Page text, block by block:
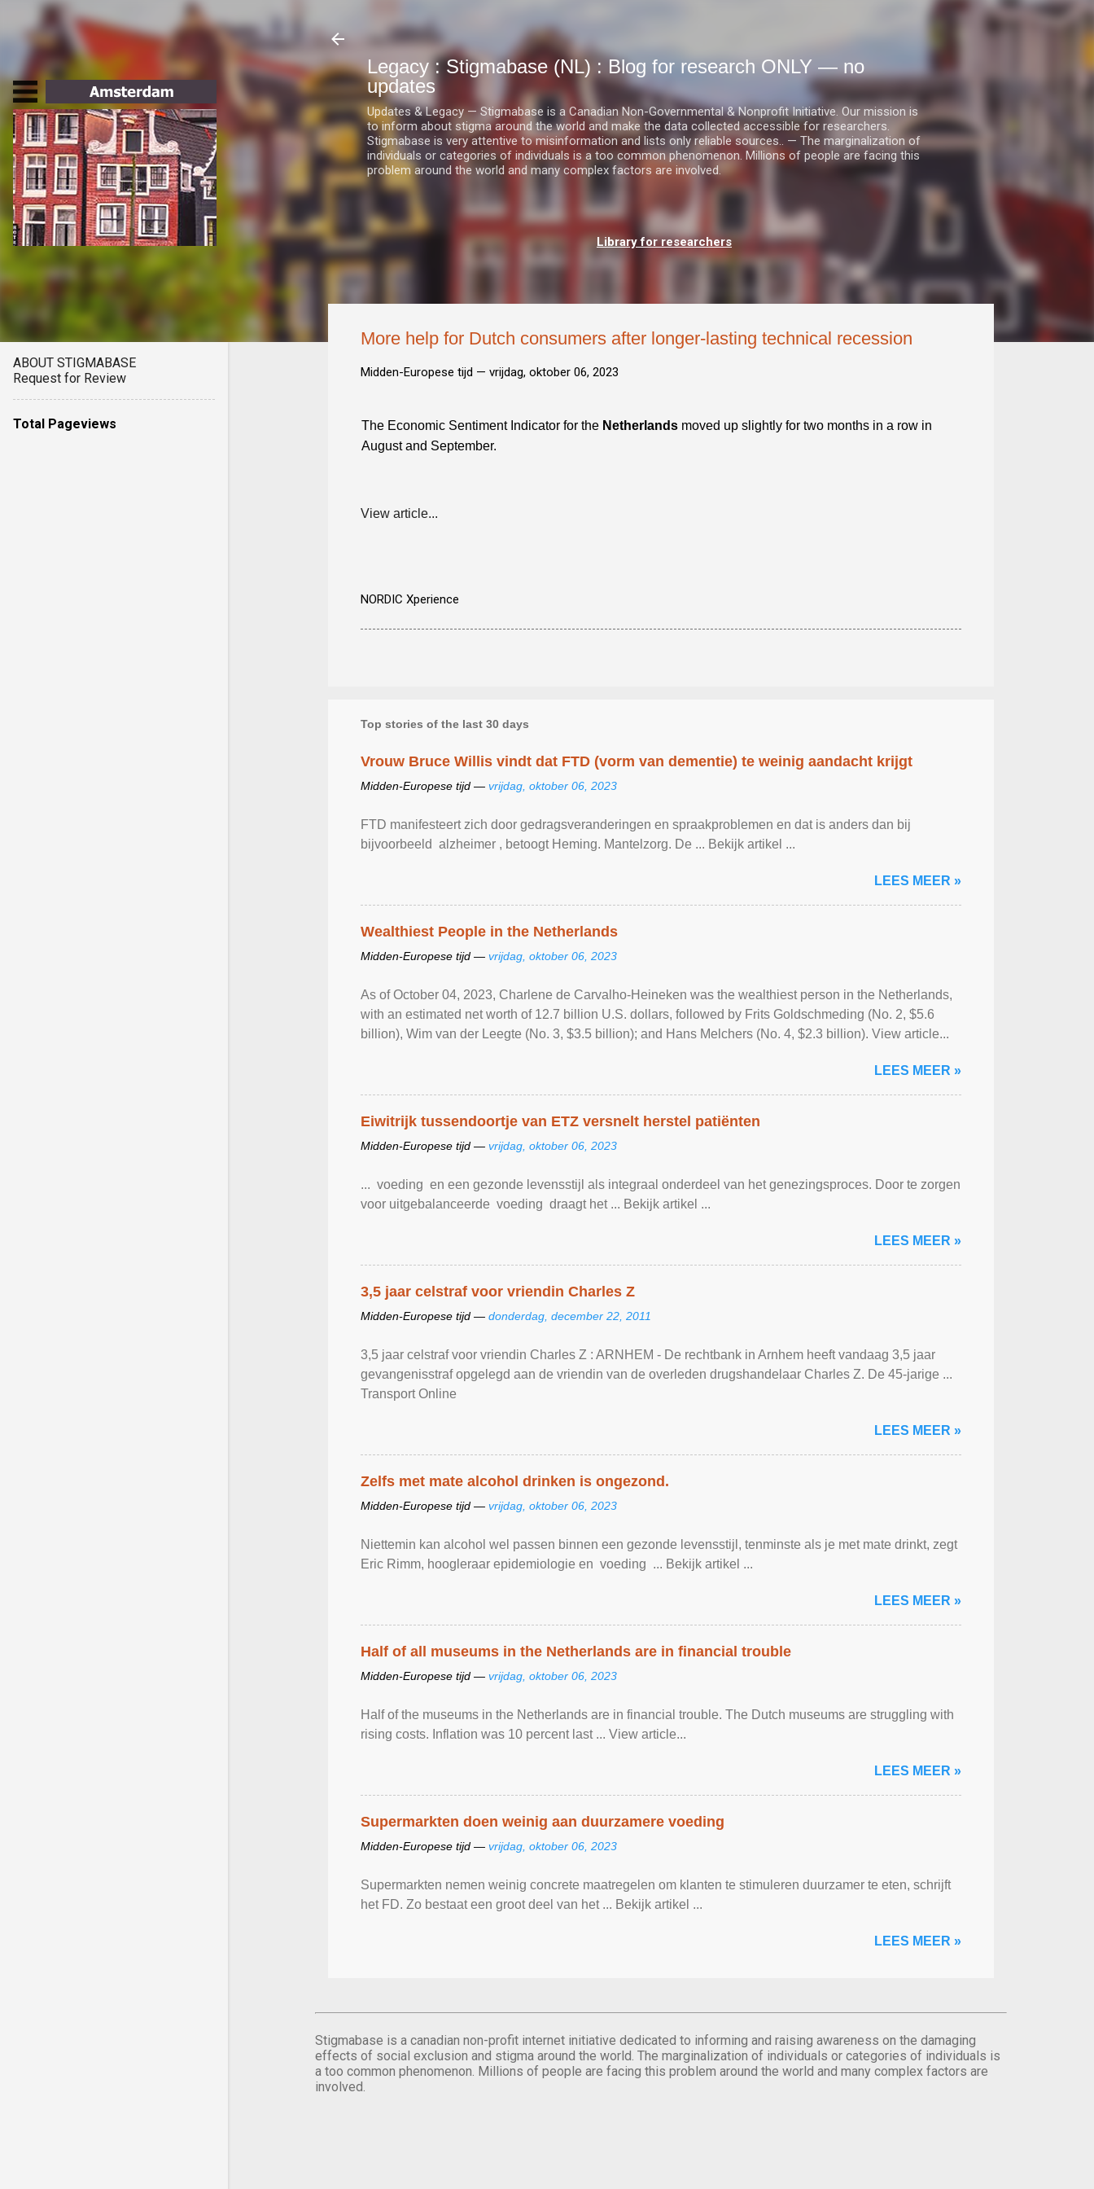
Legacy : Stigmabase (NL) : Blog for research ONLY — no
updates
Updates & Legacy — Stigmabase is a Canadian Non-Governmental & Nonprofit Initiative. Our mission is
to inform about stigma around the world and make the data collected accessible for researchers.
Stigmabase is very attentive to misinformation and lists only reliable sources.. — The marginalization of
individuals or categories of individuals is a too common phenomenon. Millions of people are facing this
problem around the world and many complex factors are involved.
Library for researchers
More help for Dutch consumers after longer-lasting technical recession
Midden-Europese tijd — vrijdag, oktober 06, 2023
The Economic Sentiment Indicator for the Netherlands moved up slightly for two months in a row in
August and September.
View article...
NORDIC Xperience
Top stories of the last 30 days
Vrouw Bruce Willis vindt dat FTD (vorm van dementie) te weinig aandacht krijgt
Midden-Europese tijd — vrijdag, oktober 06, 2023
FTD manifesteert zich door gedragsveranderingen en spraakproblemen en dat is anders dan bij
bijvoorbeeld alzheimer , betoogt Heming. Mantelzorg. De ... Bekijk artikel ...
LEES MEER »
Wealthiest People in the Netherlands
Midden-Europese tijd — vrijdag, oktober 06, 2023
As of October 04, 2023, Charlene de Carvalho-Heineken was the wealthiest person in the Netherlands,
with an estimated net worth of 12.7 billion U.S. dollars, followed by Frits Goldschmeding (No. 2, $5.6
billion), Wim van der Leegte (No. 3, $3.5 billion); and Hans Melchers (No. 4, $2.3 billion). View article...
LEES MEER »
Eiwitrijk tussendoortje van ETZ versnelt herstel patiënten
Midden-Europese tijd — vrijdag, oktober 06, 2023
... voeding en een gezonde levensstijl als integraal onderdeel van het genezingsproces. Door te zorgen
voor uitgebalanceerde voeding draagt het ... Bekijk artikel ...
LEES MEER »
3,5 jaar celstraf voor vriendin Charles Z
Midden-Europese tijd — donderdag, december 22, 2011
3,5 jaar celstraf voor vriendin Charles Z : ARNHEM - De rechtbank in Arnhem heeft vandaag 3,5 jaar
gevangenisstraf opgelegd aan de vriendin van de overleden drugshandelaar Charles Z. De 45-jarige ...
Transport Online
LEES MEER »
Zelfs met mate alcohol drinken is ongezond.
Midden-Europese tijd — vrijdag, oktober 06, 2023
Niettemin kan alcohol wel passen binnen een gezonde levensstijl, tenminste als je met mate drinkt, zegt
Eric Rimm, hoogleraar epidemiologie en voeding ... Bekijk artikel ...
LEES MEER »
Half of all museums in the Netherlands are in financial trouble
Midden-Europese tijd — vrijdag, oktober 06, 2023
Half of the museums in the Netherlands are in financial trouble. The Dutch museums are struggling with
rising costs. Inflation was 10 percent last ... View article...
LEES MEER »
Supermarkten doen weinig aan duurzamere voeding
Midden-Europese tijd — vrijdag, oktober 06, 2023
Supermarkten nemen weinig concrete maatregelen om klanten te stimuleren duurzamer te eten, schrijft
het FD. Zo bestaat een groot deel van het ... Bekijk artikel ...
LEES MEER »
Stigmabase is a canadian non-profit internet initiative dedicated to informing and raising awareness on the damaging
effects of social exclusion and stigma around the world. The marginalization of individuals or categories of individuals is
a too common phenomenon. Millions of people are facing this problem around the world and many complex factors are
involved.
ABOUT STIGMABASE
Request for Review
Total Pageviews